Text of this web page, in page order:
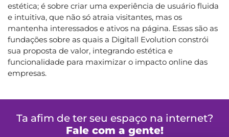
estética; é sobre criar uma experiência de usuário fluida
e intuitiva, que não só atraia visitantes, mas os
mantenha interessados e ativos na página. Essas são as
fundações sobre as quais a Digitall Evolution constrói
sua proposta de valor, integrando estética e
funcionalidade para maximizar o impacto online das
empresas.
Ta afim de ter seu espaço na internet?
Fale com a gente!